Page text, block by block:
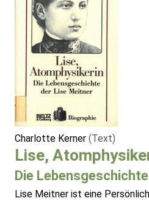
Charlotte Kerner (Text)
Lise,
Die
Lise Meitner ist eine